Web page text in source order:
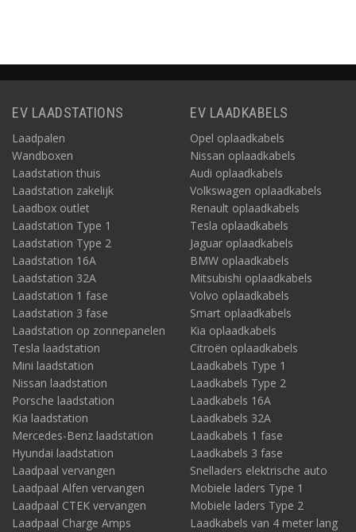
EV LAADSTATIONS
Laadpalen
Wandboxen
Laadstation thuis
Laadstation zakelijk
Laadbox outlet
Laadstation Type 1
Laadstation Type 2
Laadstation 16A
Laadstation 32A
Laadstation 1 fase
Laadstation 3 fase
Laadstation op zonnepanelen
Tesla laadstation
Mini laadstation
Nissan laadstation
Porsche laadstation
Kia laadstation
Mercedes-Benz laadstation
Hyundai laadstation
Laadpaal vervangen
Laadpaal Alfen vervangen
Laadpaal CTEK vervangen
Laadpaal Charge Amps
EV LAADKABELS
Opel oplaadkabels
Nissan oplaadkabels
Audi oplaadkabels
Volkswagen oplaadkabels
Renault oplaadkabels
Tesla oplaadkabels
Jaguar oplaadkabels
BMW oplaadkabels
Mitsubishi oplaadkabels
Volvo oplaadkabels
Smart oplaadkabels
Kia oplaadkabels
Citroën oplaadkabels
Laadkabels Type 1
Laadkabels Type 2
Laadkabels 16A
Laadkabels 32A
Laadkabels 1 fase
Laadkabels 3 fase
Snelladers elektrische auto
Mobiele laders Type 1
Mobiele laders Type 2
Laadkabels van 4 meter lang